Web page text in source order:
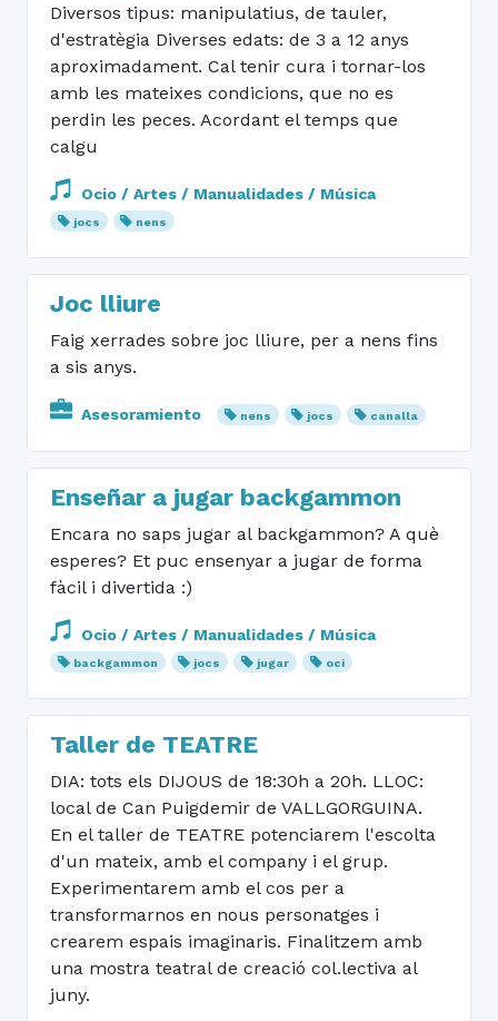
Diversos tipus: manipulatius, de tauler,
d'estratègia Diverses edats: de 3 a 12 anys
aproximadament. Cal tenir cura i tornar-los
amb les mateixes condicions, que no es
perdin les peces. Acordant el temps que
calgu
Ocio / Artes / Manualidades / Música
jocs nens
Joc lliure
Faig xerrades sobre joc lliure, per a nens fins
a sis anys.
Asesoramiento nens jocs canalla
Enseñar a jugar backgammon
Encara no saps jugar al backgammon? A què
esperes? Et puc ensenyar a jugar de forma
fàcil i divertida :)
Ocio / Artes / Manualidades / Música
backgammon jocs jugar oci
Taller de TEATRE
DIA: tots els DIJOUS de 18:30h a 20h. LLOC:
local de Can Puigdemir de VALLGORGUINA.
En el taller de TEATRE potenciarem l'escolta
d'un mateix, amb el company i el grup.
Experimentarem amb el cos per a
transformarnos en nous personatges i
crearem espais imaginaris. Finalitzem amb
una mostra teatral de creació col.lectiva al
juny.